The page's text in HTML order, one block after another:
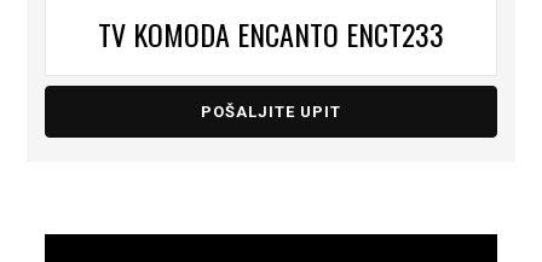
TV KOMODA ENCANTO ENCT233
POŠALJITE UPIT